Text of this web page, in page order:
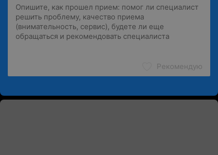
Рекомендую